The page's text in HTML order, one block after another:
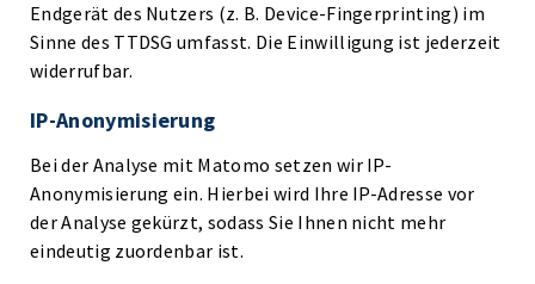
Endgerät des Nutzers (z. B. Device-Fingerprinting) im
Sinne des TTDSG umfasst. Die Einwilligung ist jederzeit
widerrufbar.
IP-Anonymisierung
Bei der Analyse mit Matomo setzen wir IP-
Anonymisierung ein. Hierbei wird Ihre IP-Adresse vor
der Analyse gekürzt, sodass Sie Ihnen nicht mehr
eindeutig zuordenbar ist.